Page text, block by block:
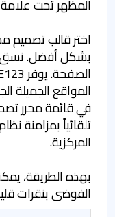
اختر قالب
بشكل أفضل. نسق
المواقع الجميلة
في قائمة محرر
تلقائياً بمزامنة
بهذه الطريقة،
الفوضى بنقرات